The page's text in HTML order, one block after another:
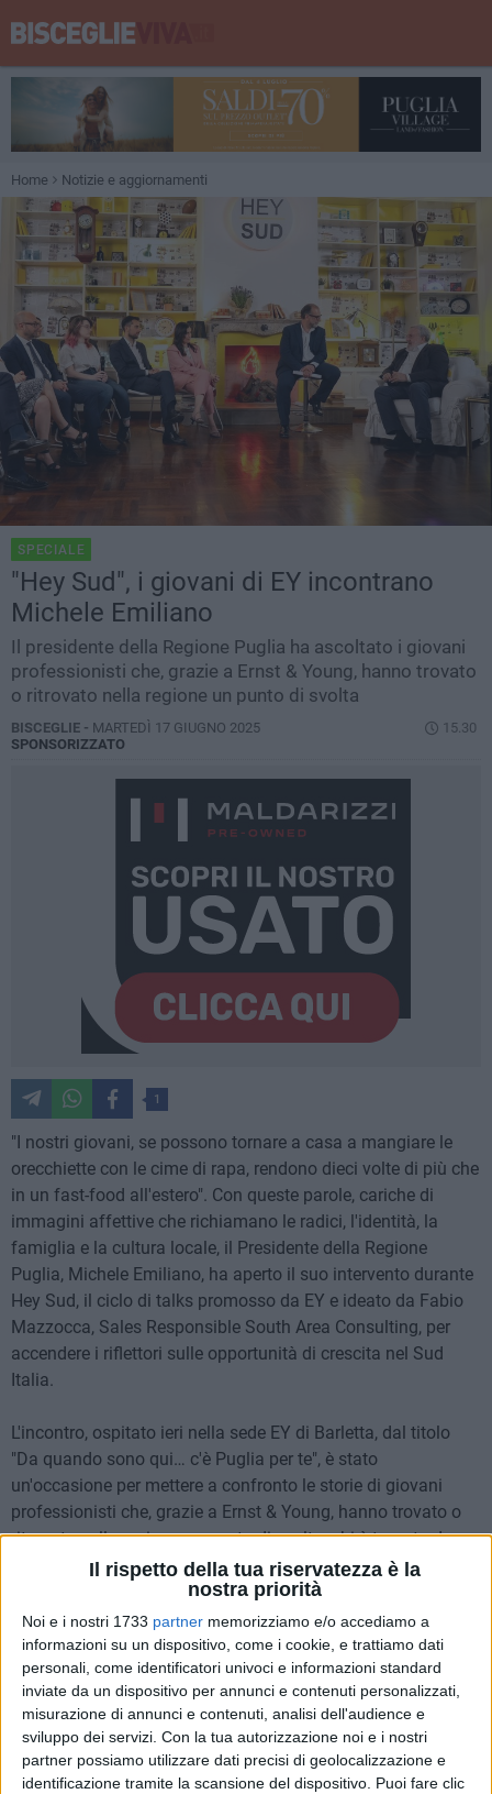
Il rispetto della tua riservatezza è la
nostra priorità
Noi e i nostri 1733 partner memorizziamo e/o accediamo a
informazioni su un dispositivo, come i cookie, e trattiamo dati
personali, come identificatori univoci e informazioni standard
inviate da un dispositivo per annunci e contenuti personalizzati,
misurazione di annunci e contenuti, analisi dell'audience e
sviluppo dei servizi. Con la tua autorizzazione noi e i nostri
partner possiamo utilizzare dati precisi di geolocalizzazione e
identificazione tramite la scansione del dispositivo. Puoi fare clic
Home Notizie e aggiornamenti
SPECIALE
"Hey Sud", i giovani di EY incontrano
Michele Emiliano
Il presidente della Regione Puglia ha ascoltato i giovani
professionisti che, grazie a Ernst & Young, hanno trovato
o ritrovato nella regione un punto di svolta
BISCEGLIE - MARTEDÌ 17 GIUGNO 2025
15.30
SPONSORIZZATO
1
"I nostri giovani, se possono tornare a casa a mangiare le
orecchiette con le cime di rapa, rendono dieci volte di più che
in un fast-food all'estero". Con queste parole, cariche di
immagini affettive che richiamano le radici, l'identità, la
famiglia e la cultura locale, il Presidente della Regione
Puglia, Michele Emiliano, ha aperto il suo intervento durante
Hey Sud, il ciclo di talks promosso da EY e ideato da Fabio
Mazzocca, Sales Responsible South Area Consulting, per
accendere i riflettori sulle opportunità di crescita nel Sud
Italia.
L'incontro, ospitato ieri nella sede EY di Barletta, dal titolo
"Da quando sono qui… c'è Puglia per te", è stato
un'occasione per mettere a confronto le storie di giovani
professionisti che, grazie a Ernst & Young, hanno trovato o
ritrovato nella regione un punto di svolta: chi è tornato dopo
anni all'estero, chi ha scelto di non partire mai, e chi ha
deciso di trasferirsi in Puglia per restare. A raccogliere le loro
testimonianze, fatte di scelte coraggiose e cambiamenti
concreti, è stato proprio il Presidente Emiliano, che ha
ascoltato e dialogato con i ragazzi in un confronto aperto e
sincero. Anche lui, a sua volta, ha risposto alla domanda
implicita del format "Da quando è qui…", raccontando la
visione di governo regionale orientata a creare le condizioni
per cui i talenti non debbano più lasciare la loro terra.